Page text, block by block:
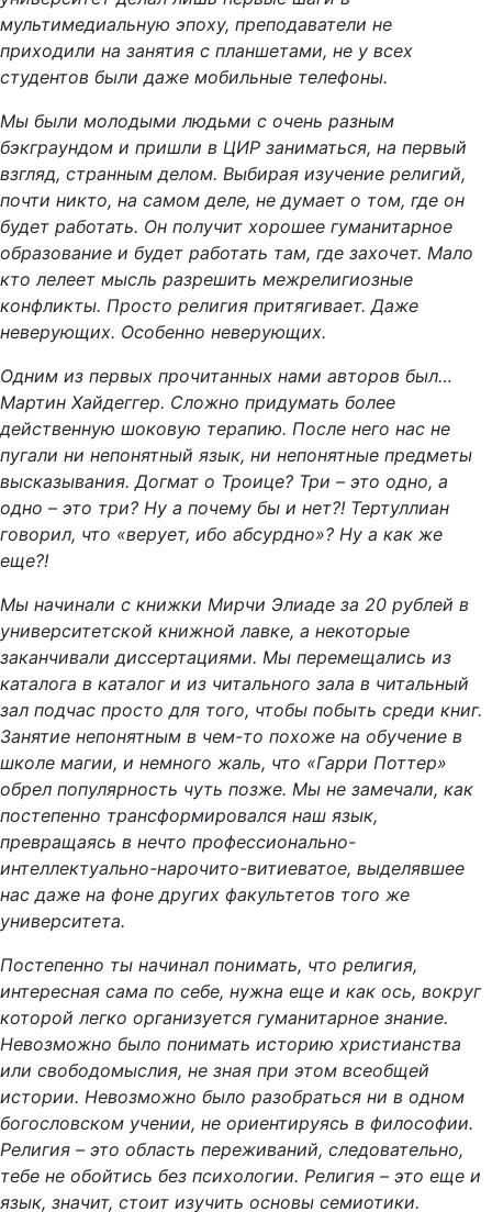
мультимедиальную эпоху, преподаватели не
приходили на занятия с планшетами, не у всех
студентов были даже мобильные телефоны.
Мы были молодыми людьми с очень разным
бэкграундом и пришли в ЦИР заниматься, на первый
взгляд, странным делом. Выбирая изучение религий,
почти никто, на самом деле, не думает о том, где он
будет работать. Он получит хорошее гуманитарное
образование и будет работать там, где захочет. Мало
кто лелеет мысль разрешить межрелигиозные
конфликты. Просто религия притягивает. Даже
неверующих. Особенно неверующих.
Одним из первых прочитанных нами авторов был…
Мартин Хайдеггер. Сложно придумать более
действенную шоковую терапию. После него нас не
пугали ни непонятный язык, ни непонятные предметы
высказывания. Догмат о Троице? Три – это одно, а
одно – это три? Ну а почему бы и нет?! Тертуллиан
говорил, что «верует, ибо абсурдно»? Ну а как же
еще?!
Мы начинали с книжки Мирчи Элиаде за 20 рублей в
университетской книжной лавке, а некоторые
заканчивали диссертациями. Мы перемещались из
каталога в каталог и из читального зала в читальный
зал подчас просто для того, чтобы побыть среди книг.
Занятие непонятным в чем-то похоже на обучение в
школе магии, и немного жаль, что «Гарри Поттер»
обрел популярность чуть позже. Мы не замечали, как
постепенно трансформировался наш язык,
превращаясь в нечто профессионально-
интеллектуально-нарочито-витиеватое, выделявшее
нас даже на фоне других факультетов того же
университета.
Постепенно ты начинал понимать, что религия,
интересная сама по себе, нужна еще и как ось, вокруг
которой легко организуется гуманитарное знание.
Невозможно было понимать историю христианства
или свободомыслия, не зная при этом всеобщей
истории. Невозможно было разобраться ни в одном
богословском учении, не ориентируясь в философии.
Религия – это область переживаний, следовательно,
тебе не обойтись без психологии. Религия – это еще и
язык, значит, стоит изучить основы семиотики.